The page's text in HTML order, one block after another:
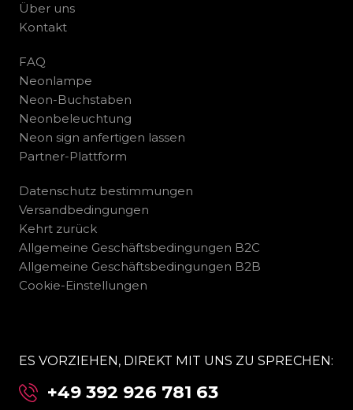
Über uns
Kontakt
FAQ
Neonlampe
Neon-Buchstaben
Neonbeleuchtung
Neon sign anfertigen lassen
Partner-Plattform
Datenschutz bestimmungen
Versandbedingungen
Kehrt zurück
Allgemeine Geschäftsbedingungen B2C
Allgemeine Geschäftsbedingungen B2B
Cookie-Einstellungen
ES VORZIEHEN, DIREKT MIT UNS ZU SPRECHEN:
+49 392 926 781 63